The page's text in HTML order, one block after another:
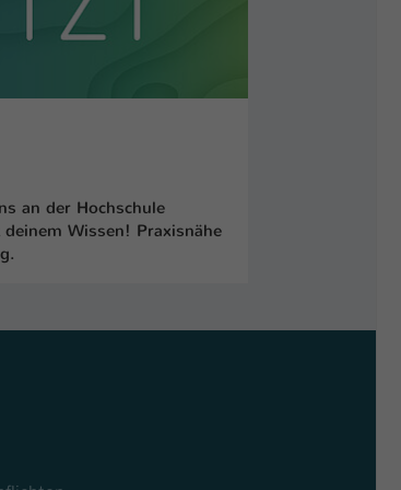
an der Hochschule
Wissen! Praxisnähe